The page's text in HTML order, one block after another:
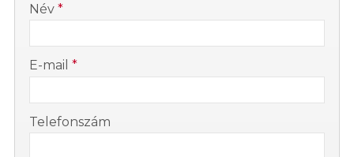
Név *
E-mail *
Telefonszám